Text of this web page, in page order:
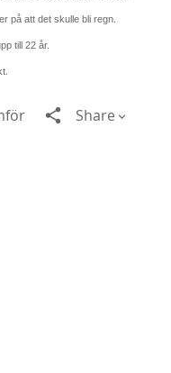
på att det skulle bli regn.
till 22 år.
Share